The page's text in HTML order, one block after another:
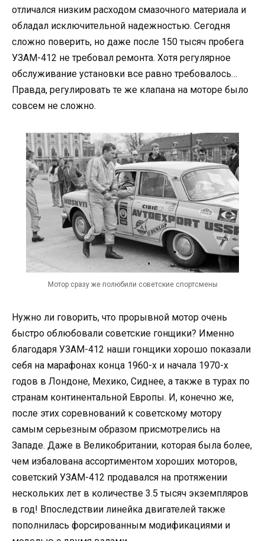
отличался низким расходом смазочного материала и
обладал исключительной надежностью. Сегодня
сложно поверить, но даже после 150 тысяч пробега
УЗАМ-412 не требовал ремонта. Хотя регулярное
обслуживание установки все равно требовалось…
Правда, регулировать те же клапана на моторе было
совсем не сложно.
Мотор сразу же полюбили советские спортсмены
Нужно ли говорить, что прорывной мотор очень
быстро облюбовали советские гонщики? Именно
благодаря УЗАМ-412 наши гонщики хорошо показали
себя на марафонах конца 1960-х и начала 1970-х
годов в Лондоне, Мехико, Сиднее, а также в турах по
странам континентальной Европы. И, конечно же,
после этих соревнований к советскому мотору
самым серьезным образом присмотрелись на
Западе. Даже в Великобритании, которая была более,
чем избалована ассортиментом хороших моторов,
советский УЗАМ-412 продавался на протяжении
нескольких лет в количестве 3.5 тысяч экземпляров
в год! Впоследствии линейка двигателей также
пополнилась форсированным модификациями и